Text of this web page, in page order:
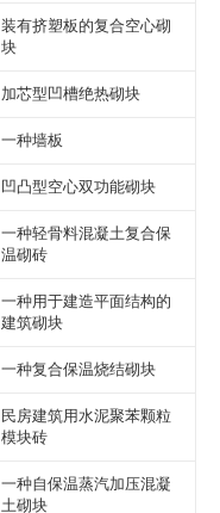
装有挤塑板的复合空心砌
块
加芯型凹槽绝热砌块
一种墙板
凹凸型空心双功能砌块
一种轻骨料混凝土复合保
温砌砖
一种用于建造平面结构的
建筑砌块
一种复合保温烧结砌块
民房建筑用水泥聚苯颗粒
模块砖
一种自保温蒸汽加压混凝
土砌块